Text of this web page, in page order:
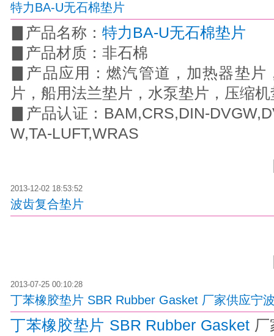
特力BA-U无石棉垫片
产品名称：特力BA-U无石棉垫片
产品材质：非石棉
产品应用：燃汽管道，加热器垫片
片，船用法兰垫片，水泵垫片，压缩
产品认证：BAM,CRS,DIN-
W,TA-LUFT,WRAS
2013-12-02 18:53:52
波齿复合垫片
2013-07-25 00:10:28
丁苯橡胶垫片 SBR Rubber Gasket 厂家供应宁
丁苯橡胶垫片 SBR Rubber Gasket